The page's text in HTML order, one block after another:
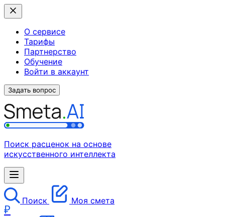
О сервисе
Тарифы
Партнерство
Обучение
Войти в аккаунт
Задать вопрос
Поиск расценок на основе
искусственного интеллекта
Поиск Моя смета
₽